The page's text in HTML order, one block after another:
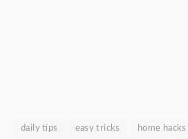
daily tips easy tricks home hacks